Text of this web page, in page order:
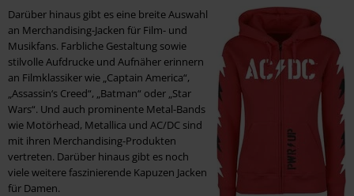
Darüber hinaus gibt es eine breite Auswahl
an Merchandising-Jacken für Film- und
Musikfans. Farbliche Gestaltung sowie
stilvolle Aufdrucke und Aufnäher erinnern
an Filmklassiker wie „Captain America“,
„Assassin‘s Creed“, „Batman“ oder „Star
Wars“. Und auch prominente Metal-Bands
wie Motörhead, Metallica und AC/DC sind
mit ihren Merchandising-Produkten
vertreten. Darüber hinaus gibt es noch
viele weitere faszinierende Kapuzen Jacken
für Damen.